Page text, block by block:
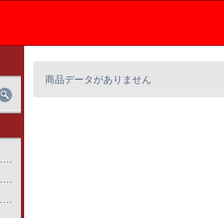
商品データがありません